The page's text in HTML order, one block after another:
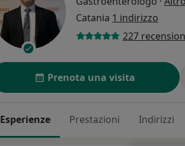
Catania 1 indirizzo
227
Prenota una visita
Esperienze Prestazioni Indirizzi